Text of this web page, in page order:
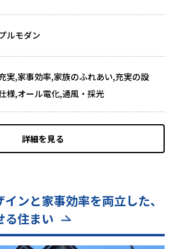
ルモダン
実,家事効率,家族のふれあい,充実の設
様,オール電化,通風・採光
詳細を見る
ンと家事効率を両立した、
る住まい